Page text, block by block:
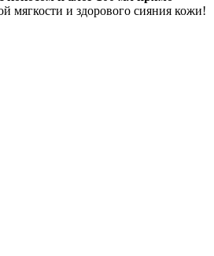
мягкости и здорового сияния кожи!